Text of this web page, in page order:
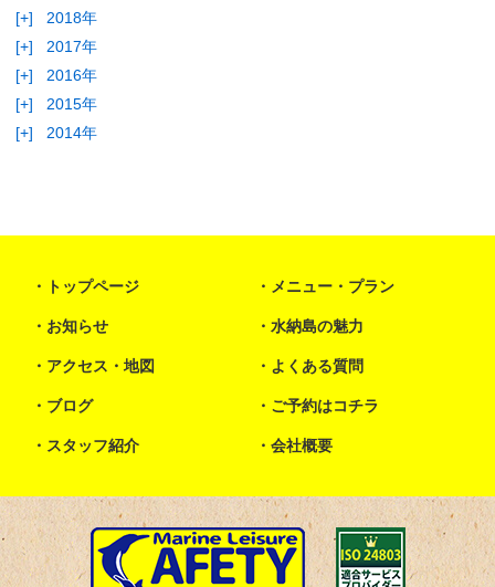
[+]
2018年
[+]
2017年
[+]
2016年
[+]
2015年
[+]
2014年
トップページ メニュー・プラン
お知らせ 水納島の魅力
アクセス・地図 よくある質問
ブログ ご予約はコチラ
スタッフ紹介 会社概要